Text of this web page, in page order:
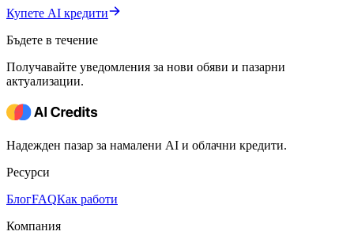
Купете AI кредити
Бъдете в течение
Получавайте уведомления за нови обяви и пазарни
актуализации.
Надежден пазар за намалени AI и облачни кредити.
Ресурси
БлогFAQКак работи
Компания